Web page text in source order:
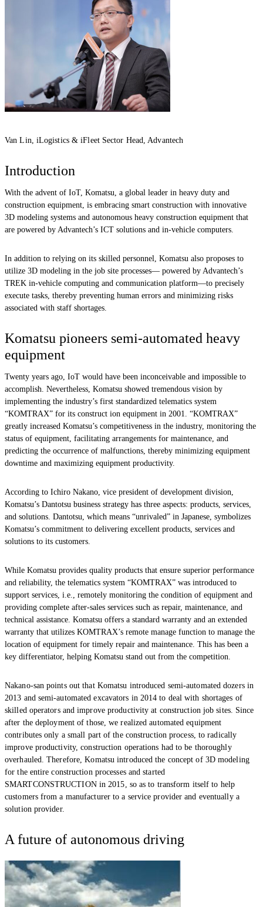
Van Lin, iLogistics & iFleet Sector Head, Advantech
Introduction
With the advent of IoT, Komatsu, a global leader in heavy duty and
construction equipment, is embracing smart construction with innovative
3D modeling systems and autonomous heavy construction equipment that
are powered by Advantech’s ICT solutions and in-vehicle computers.
In addition to relying on its skilled personnel, Komatsu also proposes to
utilize 3D modeling in the job site processes— powered by Advantech’s
TREK in-vehicle computing and communication platform—to precisely
execute tasks, thereby preventing human errors and minimizing risks
associated with staff shortages.
Komatsu pioneers semi-automated heavy
equipment
Twenty years ago, IoT would have been inconceivable and impossible to
accomplish. Nevertheless, Komatsu showed tremendous vision by
implementing the industry’s first standardized telematics system
“KOMTRAX” for its construct ion equipment in 2001. “KOMTRAX”
greatly increased Komatsu’s competitiveness in the industry, monitoring the
status of equipment, facilitating arrangements for maintenance, and
predicting the occurrence of malfunctions, thereby minimizing equipment
downtime and maximizing equipment productivity.
According to Ichiro Nakano, vice president of development division,
Komatsu’s Dantotsu business strategy has three aspects: products, services,
and solutions. Dantotsu, which means “unrivaled” in Japanese, symbolizes
Komatsu’s commitment to delivering excellent products, services and
solutions to its customers.
While Komatsu provides quality products that ensure superior performance
and reliability, the telematics system “KOMTRAX” was introduced to
support services, i.e., remotely monitoring the condition of equipment and
providing complete after-sales services such as repair, maintenance, and
technical assistance. Komatsu offers a standard warranty and an extended
warranty that utilizes KOMTRAX’s remote manage function to manage the
location of equipment for timely repair and maintenance. This has been a
key differentiator, helping Komatsu stand out from the competition.
Nakano-san points out that Komatsu introduced semi-automated dozers in
2013 and semi-automated excavators in 2014 to deal with shortages of
skilled operators and improve productivity at construction job sites. Since
after the deployment of those, we realized automated equipment
contributes only a small part of the construction process, to radically
improve productivity, construction operations had to be thoroughly
overhauled. Therefore, Komatsu introduced the concept of 3D modeling
for the entire construction processes and started
SMARTCONSTRUCTION in 2015, so as to transform itself to help
customers from a manufacturer to a service provider and eventually a
solution provider.
A future of autonomous driving